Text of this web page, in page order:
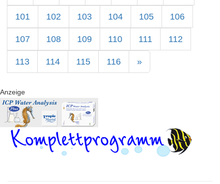
101 102 103 104 105 106
107 108 109 110 111 112
113 114 115 116 »
Anzeige